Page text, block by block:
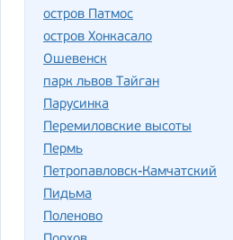
остров Патмос
остров Хонкасало
Ошевенск
парк львов Тайган
Парусинка
Перемиловские высоты
Пермь
Петропавловск-Камчатский
Пидьма
Поленово